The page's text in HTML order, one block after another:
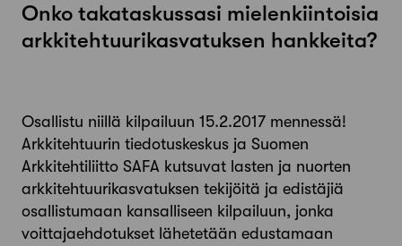
Onko takataskussasi mielenkiintoisia
arkkitehtuurikasvatuksen hankkeita?
Osallistu niillä kilpailuun 15.2.2017 mennessä!
Arkkitehtuurin tiedotuskeskus ja Suomen
Arkkitehtiliitto SAFA kutsuvat lasten ja nuorten
arkkitehtuurikasvatuksen tekijöitä ja edistäjiä
osallistumaan kansalliseen kilpailuun, jonka
voittajaehdotukset lähetetään edustamaan